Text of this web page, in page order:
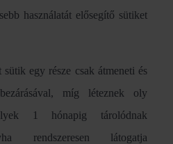
használatát elősegítő sütiket
egy része csak átmeneti és
míg léteznek oly
1 hónapig tárolódnak
rendszeresen látogatja